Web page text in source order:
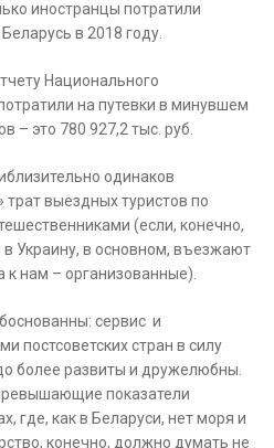
иностранцы потратили
в 2018 году.
Национального
на путевки в минувшем
– это 780 927,2 тыс. руб.
одинаков
выездных туристов по
(если, конечно,
в Украину, в основном, въезжают
к нам – организованные).
сервис и
постсоветских стран в силу
более развиты и дружелюбны.
показатели
где, как в Беларуси, нет моря и
конечно, должно думать не